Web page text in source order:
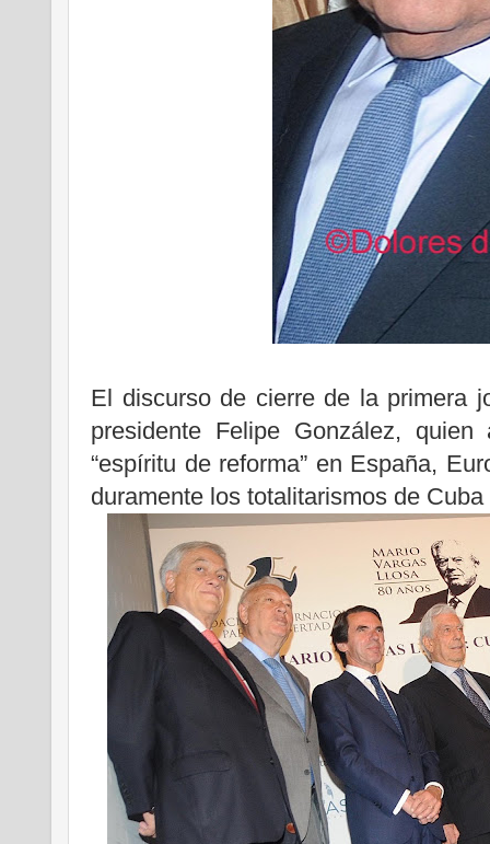
El discurso de cierre de la primera
presidente Felipe González,
“espíritu de reforma” en España,
duramente los totalitarismos de